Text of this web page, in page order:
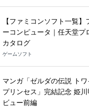
【ファミコンソフト一覧】
ーコンピュータ｜任天堂プ
カタログ
ゲームソフト
マンガ「ゼルダの伝説 トワ
プリンセス」完結記念 姫川
ビュー前編